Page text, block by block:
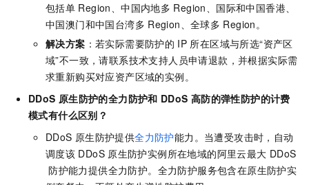
包括单 Region、中国内地多 Region、国际和中国香港、
中国澳门和中国台湾多 Region、全球多 Region。
解决方案 ：若实际需要防护的 IP 所在区域与所选“资产区
域”不一致，请联系技术支持人员申请退款，并根据实际需
求重新购买对应资产区域的实例。
DDoS 原生防护的全力防护和 DDoS 高防的弹性防护的计费
模式有什么区别？
DDoS 原生防护提供全力防护能力。当遭受攻击时，自动
调度该 DDoS 原生防护实例所在地域的阿里云最大 DDoS
防护能力提供全力防护。全力防护服务包含在原生防护实